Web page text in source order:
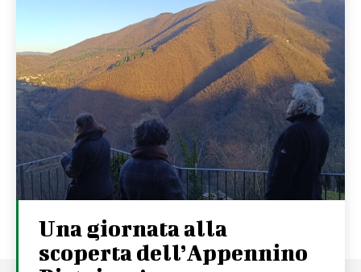
Una giornata alla
scoperta dell’Appennino